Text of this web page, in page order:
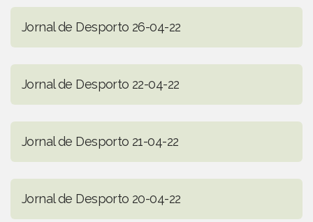
Jornal de Desporto 26-04-22
Jornal de Desporto 22-04-22
Jornal de Desporto 21-04-22
Jornal de Desporto 20-04-22